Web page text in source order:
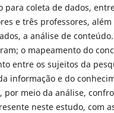
para coleta de dados,
e três professores,
a análise de
o mapeamento do
entre os sujeitos da
informação e do
por meio da análise,
neste estudo, com